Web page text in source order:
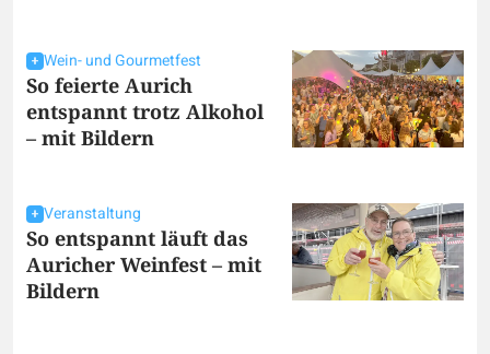
Wein- und Gourmetfest
So feierte Aurich
entspannt trotz Alkohol
– mit Bildern
Veranstaltung
So entspannt läuft das
Auricher Weinfest – mit
Bildern